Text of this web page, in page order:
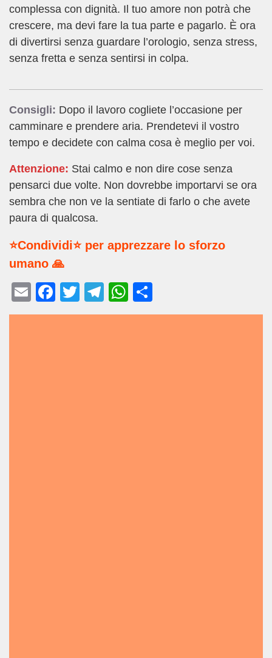
complessa con dignità. Il tuo amore non potrà che
crescere, ma devi fare la tua parte e pagarlo. È ora
di divertirsi senza guardare l’orologio, senza stress,
senza fretta e senza sentirsi in colpa.
Consigli: Dopo il lavoro cogliete l’occasione per
camminare e prendere aria. Prendetevi il vostro
tempo e decidete con calma cosa è meglio per voi.
Attenzione: Stai calmo e non dire cose senza
pensarci due volte. Non dovrebbe importarvi se ora
sembra che non ve la sentiate di farlo o che avete
paura di qualcosa.
⭐Condividi⭐ per apprezzare lo sforzo
umano 🙏
E
m
F
a
T
wi
T
el
W
h
o